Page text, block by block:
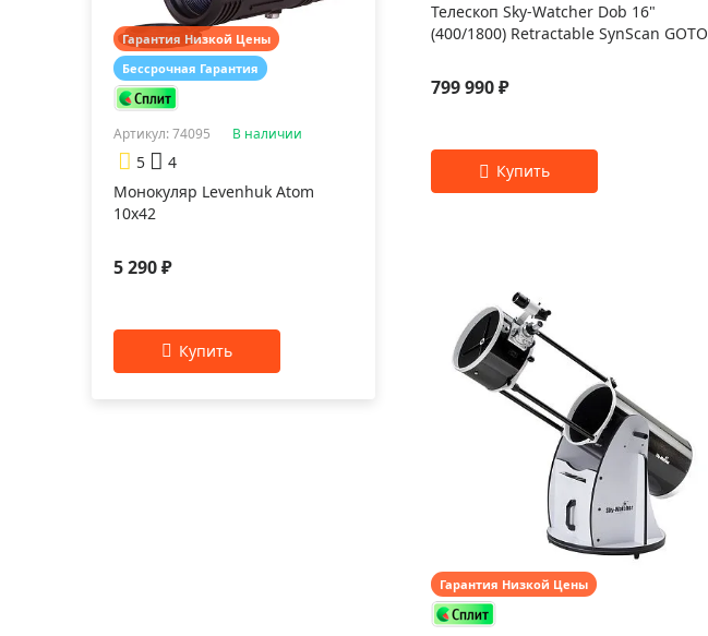
Гарантия Низкой Цены
Бессрочная Гарантия
Артикул: 74095 В наличии
5
4
Монокуляр Levenhuk Atom
10x42
5 290 ₽
Телескоп Sky-Watcher Dob 16"
(400/1800) Retractable SynScan GOTO
799 990 ₽
Гарантия Низкой Цены